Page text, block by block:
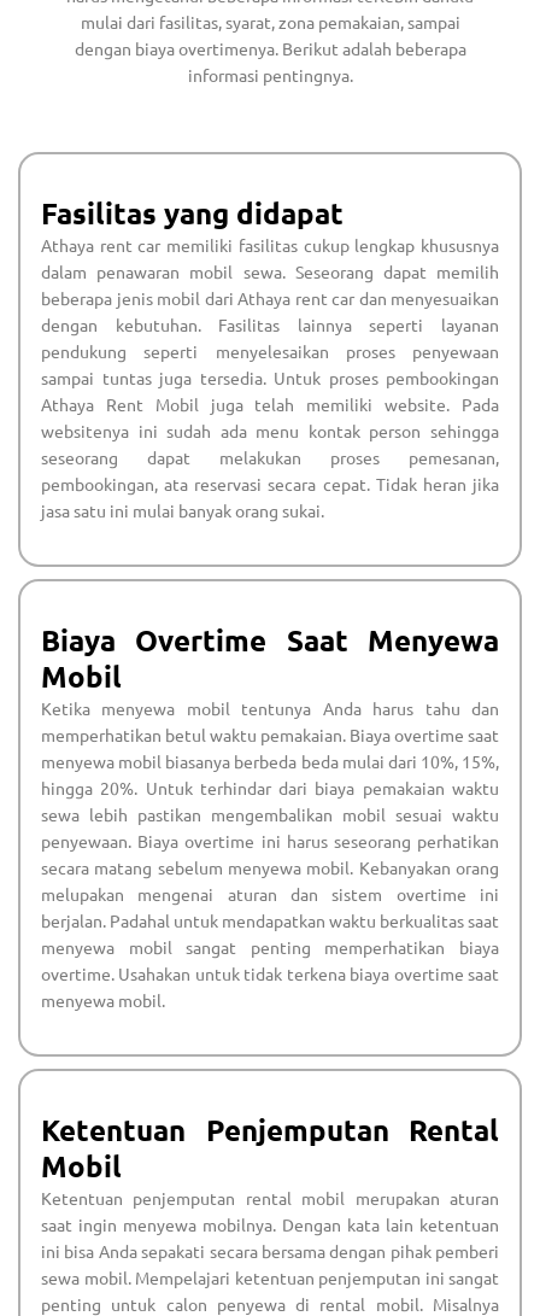
mulai dari fasilitas, syarat, zona pemakaian, sampai
dengan biaya overtimenya. Berikut adalah beberapa
informasi pentingnya.
Fasilitas yang didapat
Athaya rent car memiliki fasilitas cukup lengkap khususnya
dalam penawaran mobil sewa. Seseorang dapat memilih
beberapa jenis mobil dari Athaya rent car dan menyesuaikan
dengan kebutuhan. Fasilitas lainnya seperti layanan
pendukung seperti menyelesaikan proses penyewaan
sampai tuntas juga tersedia. Untuk proses pembookingan
Athaya Rent Mobil juga telah memiliki website. Pada
websitenya ini sudah ada menu kontak person sehingga
seseorang dapat melakukan proses pemesanan,
pembookingan, ata reservasi secara cepat. Tidak heran jika
jasa satu ini mulai banyak orang sukai.
Biaya Overtime Saat Menyewa
Mobil
Ketika menyewa mobil tentunya Anda harus tahu dan
memperhatikan betul waktu pemakaian. Biaya overtime saat
menyewa mobil biasanya berbeda beda mulai dari 10%, 15%,
hingga 20%. Untuk terhindar dari biaya pemakaian waktu
sewa lebih pastikan mengembalikan mobil sesuai waktu
penyewaan. Biaya overtime ini harus seseorang perhatikan
secara matang sebelum menyewa mobil. Kebanyakan orang
melupakan mengenai aturan dan sistem overtime ini
berjalan. Padahal untuk mendapatkan waktu berkualitas saat
menyewa mobil sangat penting memperhatikan biaya
overtime. Usahakan untuk tidak terkena biaya overtime saat
menyewa mobil.
Ketentuan Penjemputan Rental
Mobil
Ketentuan penjemputan rental mobil merupakan aturan
saat ingin menyewa mobilnya. Dengan kata lain ketentuan
ini bisa Anda sepakati secara bersama dengan pihak pemberi
sewa mobil. Mempelajari ketentuan penjemputan ini sangat
penting untuk calon penyewa di rental mobil. Misalnya